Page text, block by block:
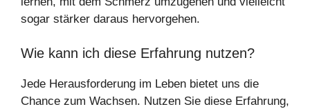
sogar stärker daraus hervorgehen.
Wie kann ich diese Erfahrung nutzen?
Jede Herausforderung im Leben bietet uns die
Chance zum Wachsen. Nutzen Sie diese Erfahrung,